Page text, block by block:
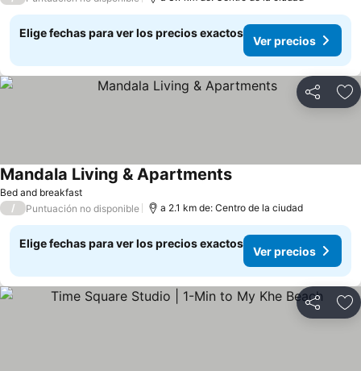
Elige fechas para ver los precios exactos
Ver precios
Compartir
Bed and breakfast
Mandala Living & ApartmentsVer precios
/ Puntuación no disponible a 2.1 km de: Centro de la ciudad
Elige fechas para ver los precios exactos
Ver precios
Compartir